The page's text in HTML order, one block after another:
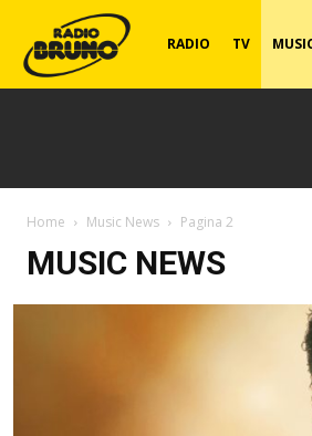
Radio
RADIO TV
Home Music News Pagina 2
MUSIC NEWS